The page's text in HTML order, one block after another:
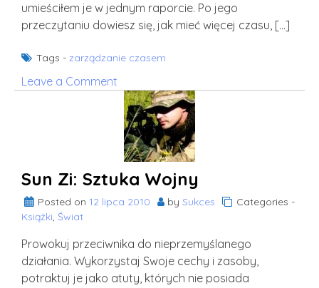
umieściłem je w jednym raporcie. Po jego
przeczytaniu dowiesz się, jak mieć więcej czasu, […]
Tags - zarządzanie czasem
Leave a Comment
Sekrety
panowania
nad
swoim
czasem
Sun Zi: Sztuka Wojny
Posted on 12 lipca 2010 by Sukces
Categories -
Książki, Świat
Prowokuj przeciwnika do nieprzemyślanego
działania. Wykorzystaj Swoje cechy i zasoby,
potraktuj je jako atuty, których nie posiada